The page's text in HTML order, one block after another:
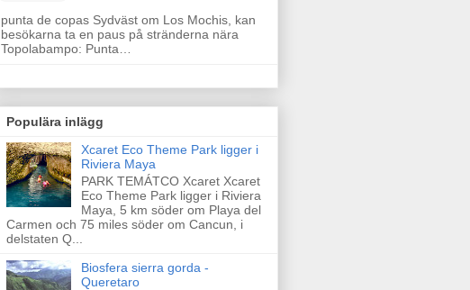
punta de copas Sydväst om Los Mochis, kan
besökarna ta en paus på stränderna nära
Topolabampo: Punta…
Populära inlägg
Xcaret Eco Theme Park ligger i
Riviera Maya
PARK TEMÁTCO Xcaret Xcaret
Eco Theme Park ligger i Riviera
Maya, 5 km söder om Playa del
Carmen och 75 miles söder om Cancun, i
delstaten Q...
Biosfera sierra gorda -
Queretaro